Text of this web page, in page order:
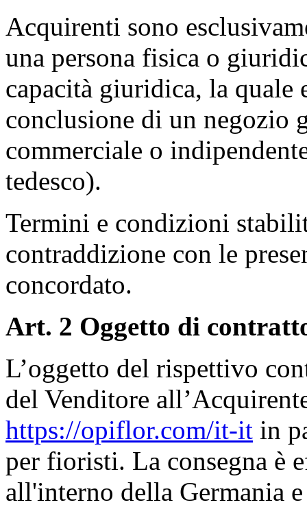
Acquirenti sono
una persona fisica o
capacità giuridica, la quale
conclusione di un negozio
commerciale o
tedesco).
Termini e condizioni
contraddizione con le
concordato.
Art. 2 Oggetto di
L’oggetto del rispettivo
del Venditore
https://opiflor.com/it-it in
per fioristi. La consegna è
all'interno della Germania